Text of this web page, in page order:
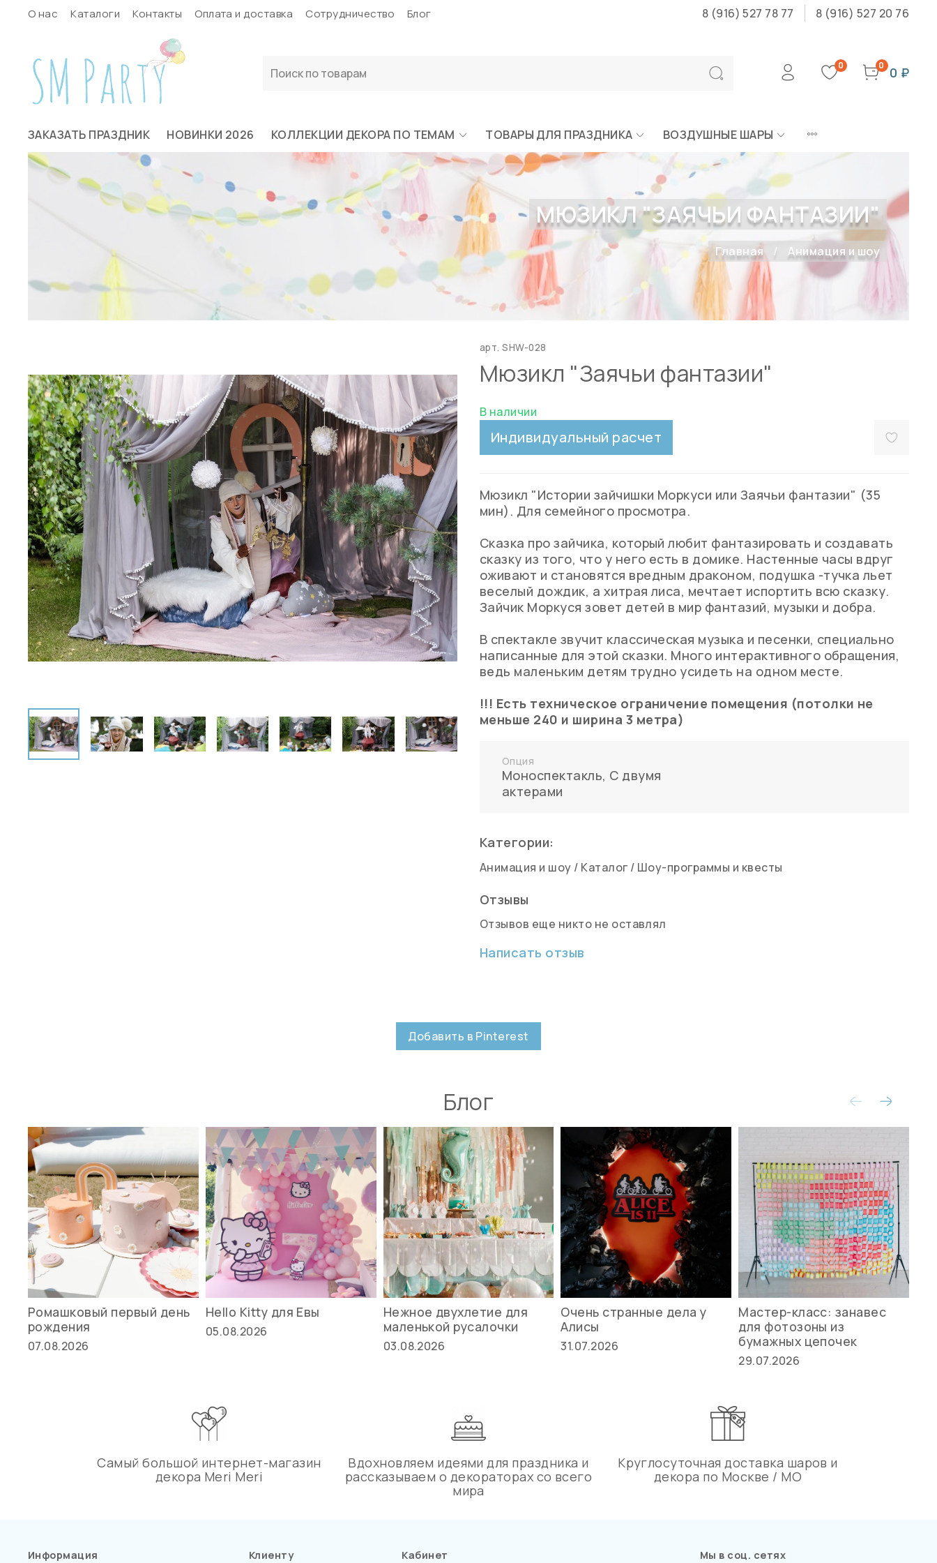
О нас Каталоги Контакты Оплата и доставка Сотрудничество Блог 8 (916) 527 78 77 8 (916) 527 20 76
0 0 0 ₽
ЗАКАЗАТЬ ПРАЗДНИК НОВИНКИ 2026 КОЛЛЕКЦИИ ДЕКОРА ПО ТЕМАМ ТОВАРЫ ДЛЯ ПРАЗДНИКА ВОЗДУШНЫЕ ШАРЫ
МЮЗИКЛ "ЗАЯЧЬИ ФАНТАЗИИ"
Главная Анимация и шоу
арт.SHW-028
Мюзикл "Заячьи фантазии"
В наличии
Индивидуальный расчет
Мюзикл "Истории зайчишки Моркуси или Заячьи фантазии" (35
мин). Для семейного просмотра.
Сказка про зайчика, который любит фантазировать и создавать
сказку из того, что у него есть в домике. Настенные часы вдруг
оживают и становятся вредным драконом, подушка -тучка льет
веселый дождик, а хитрая лиса, мечтает испортить всю сказку.
Зайчик Моркуся зовет детей в мир фантазий, музыки и добра.
В спектакле звучит классическая музыка и песенки, специально
написанные для этой сказки. Много интерактивного обращения,
ведь маленьким детям трудно усидеть на одном месте.
!!! Есть техническое ограничение помещения (потолки не
меньше 240 и ширина 3 метра)
Опция
Моноспектакль, С двумя
актерами
Категории:
Анимация и шоу / Каталог / Шоу-программы и квесты
Отзывы
Отзывов еще никто не оставлял
Написать отзыв
Добавить в Pinterest
Блог
Ромашковый первый день
рождения
07.08.2026
Hello Kitty для Евы
05.08.2026
Нежное двухлетие для
маленькой русалочки
03.08.2026
Очень странные дела у
Алисы
31.07.2026
Мастер-класс: занавес
для фотозоны из
бумажных цепочек
29.07.2026
Самый большой интернет-магазин
декора Meri Meri
Вдохновляем идеями для праздника и
рассказываем о декораторах со всего
мира
Круглосуточная доставка шаров и
декора по Москве / МО
Информация Клиенту Кабинет Мы в соц. сетях